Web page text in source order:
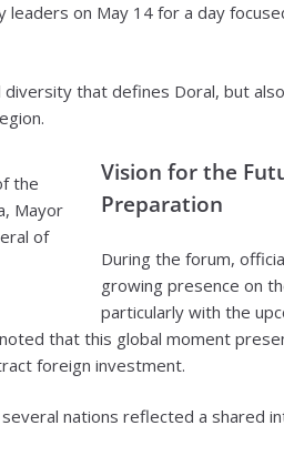
on May 14 for a day
that defines Doral, but
the
Mayor
of
Vision for the
Preparation
During the forum,
growing presence on
particularly with the
that this global moment
foreign investment.
nations reflected a shared